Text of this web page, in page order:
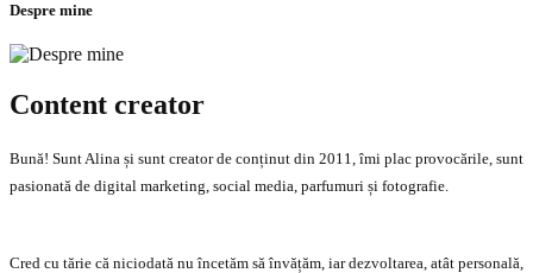
Despre mine
Content creator
Bună! Sunt Alina și sunt creator de conținut din 2011, îmi plac provocările, sunt
pasionată de digital marketing, social media, parfumuri și fotografie.
Cred cu tărie că niciodată nu încetăm să învățăm, iar dezvoltarea, atât personală,